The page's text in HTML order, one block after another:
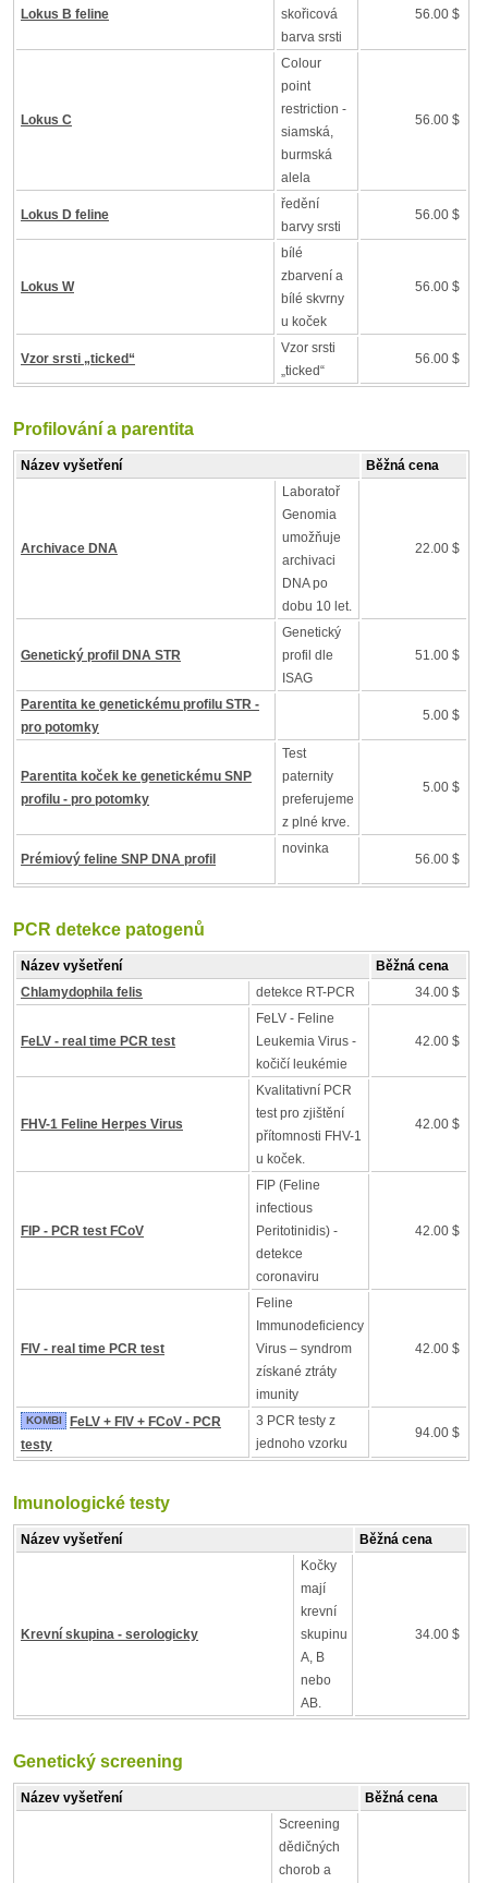
Lokus B feline
skořicová
barva srsti
56.00 $
Lokus C
Colour
point
restriction -
siamská,
burmská
alela
56.00 $
Lokus D feline
ředění
barvy srsti
56.00 $
Lokus W
bílé
zbarvení a
bílé skvrny
u koček
56.00 $
Vzor srsti „ticked“
Vzor srsti
„ticked“
56.00 $
Profilování a parentita
Název vyšetření Běžná cena
Archivace DNA
Laboratoř
Genomia
umožňuje
archivaci
DNA po
dobu 10 let.
22.00 $
Genetický profil DNA STR
Genetický
profil dle
ISAG
51.00 $
Parentita ke genetickému profilu STR -
pro potomky
5.00 $
Parentita koček ke genetickému SNP
profilu - pro potomky
Test
paternity
preferujeme
z plné krve.
5.00 $
Prémiový feline SNP DNA profil
novinka
56.00 $
PCR detekce patogenů
Název vyšetření
Běžná cena
Chlamydophila felis
detekce RT-PCR 34.00 $
FeLV - real time PCR test
FeLV - Feline
Leukemia Virus -
kočičí leukémie
42.00 $
FHV-1 Feline Herpes Virus
Kvalitativní PCR
test pro zjištění
přítomnosti FHV-1
u koček.
42.00 $
FIP - PCR test FCoV
FIP (Feline
infectious
Peritotinidis) -
detekce
coronaviru
42.00 $
FIV - real time PCR test
Feline
Immunodeficiency
Virus – syndrom
získané ztráty
imunity
42.00 $
KOMBI
FeLV + FIV + FCoV - PCR
testy
3 PCR testy z
jednoho vzorku
94.00 $
Imunologické testy
Název vyšetření Běžná cena
Krevní skupina - serologicky
Kočky
mají
krevní
skupinu
A, B
nebo
AB.
34.00 $
Genetický screening
Název vyšetření
Běžná cena
Screening
dědičných
chorob a